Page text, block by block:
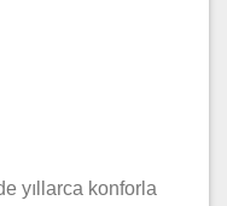
yıllarca konforla